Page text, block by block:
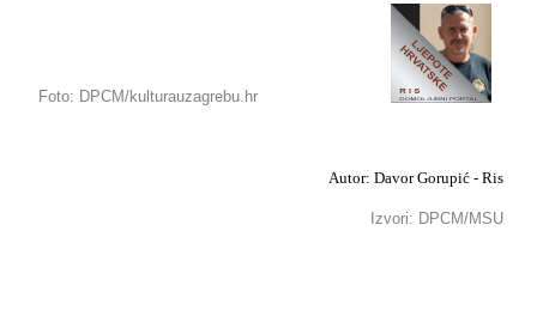
Foto: DPCM/kulturauzagrebu.hr
Autor: Davor Gorupić - Ris
Izvori: DPCM/MSU